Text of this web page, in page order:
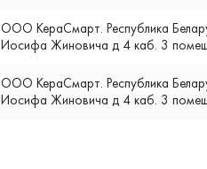
ООО КераСмарт. Республика
Иосифа Жиновича д 4 каб. 3
ООО КераСмарт. Республика
Иосифа Жиновича д 4 каб. 3